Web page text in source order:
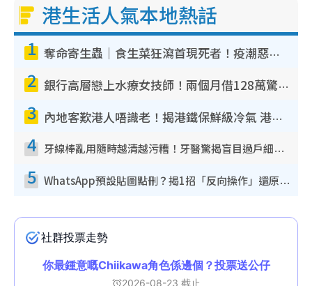
港生活人氣本地熱話
1 奪命寄生蟲｜食生菜狂瀉首現死者！疫潮惡化錄1.8萬宗病例 揭洗菜3大謬誤
2 銀行高層戀上水療女技師！兩個月借128萬驚覺「沉船」沉落火海 揭背後疑似邪教操控賣淫
3 內地客歎港人唔識老！揭港鐵保鮮級冷氣 港人求放過：咪投訴
4 牙線棒亂用隨時越清越污糟！牙醫驚揭盲目過戶細菌恐致蛀牙：呢種先係日常真保養
5 WhatsApp預設貼圖點刪？揭1招「反向操作」還原簡潔介面 附3步實測教學